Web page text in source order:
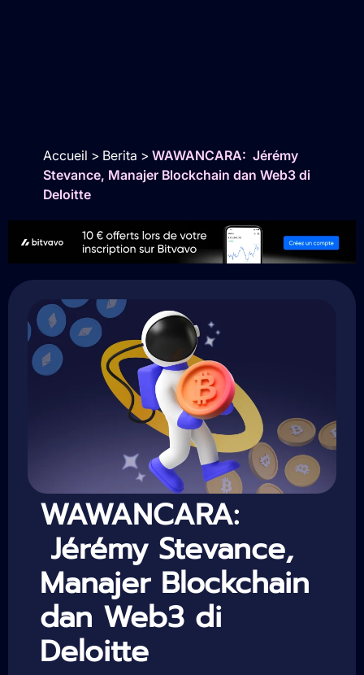
Accueil > Berita > WAWANCARA: Jérémy
Stevance, Manajer Blockchain dan Web3 di
Deloitte
WAWANCARA:
Jérémy Stevance,
Manajer Blockchain
dan Web3 di
Deloitte